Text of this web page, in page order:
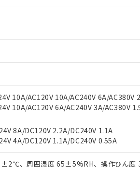
10A/AC120V 10A/AC240V 6A/AC380V
10A/AC120V 6A/AC240V 3A/AC380V
8A/DC120V 2.2A/DC240V 1.1A
4A/DC120V 1.1A/DC240V 0.55A
、周囲湿度 65±5%RH、操作ひん度
当社制御機器事業取扱商品の当社在庫状
業取扱商品の中には、本サービスの対象
標準価格照会結果は、記載している更新
された時点での実際の在庫および標準価
および標準価格はお客様のお取引先、ま
指令（10物質）の非含有に対応した製
指令（10物質）の非含有に対応した製品
指令（10物質）の非含有に非対応の
り、非含有部品としていたものが、含有
：
銀(Hg) 1000ppm以下、 カドミウム(Cd) 100ppm以下
以下、ポリ臭化ビフェニル類(PBB) 1000ppm以下
キシル) (DEHP)(別名：DOP) 1000ppm以下、フタル
、フタル酸ジイソブチル (DIBP) 1000ppm以下
監視および制御機器に対する適用除外項目は除く。
質については閾値を超える意図的な使用がないことを
表
含有率が中国RoHSの基準値以下である
含有率が中国RoHSの基準値を超えてい
。当社販売部門へお問い合わせください。
値 (GB/T26572)：
銀) : 1000ppm、 Cd(カドミウム) : 100ppm、
、 PBBs(ポリ臭化ビフェニル類) : 1000ppm、
貴社製品のうち、外国為替および外国貿
は国外への提供する場合は、日本国政府
続きをとります。
を破棄する場合は、完全に破砕するなど
を、核兵器、ミサイル、化学兵器、生物
いたしません。
上の在庫あり